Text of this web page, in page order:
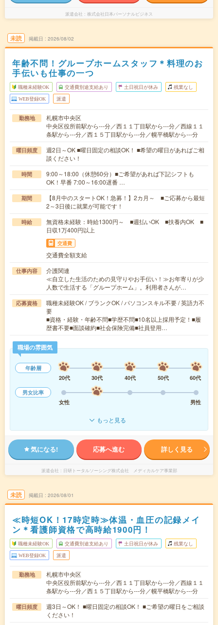
派遣会社 株式会社日本パーソナルビジネス
未読 掲載日 2026/08/02
年齢不問！グループホームスタッフ＊料理のお
手伝いも仕事の一つ
職種未経験OK 交通費別途支給あり 土日祝日が休み 残業なし
WEB登録OK 派遣
勤務地
札幌市中央区
中央区役所前駅から---分／西１１丁目駅から---分／西線１１
条駅から---分／西１５丁目駅から---分／幌平橋駅から---分
曜日頻度
週2日～OK ■曜日固定の相談OK！ ■希望の曜日があればご相
談ください！
時間
9:00～18:00（休憩60分）■ご希望があれば下記シフトも
OK！早番 7:00～16:00遅番 …
期間
【8月中のスタートOK！急募！】2カ月～ ■ご応募から最短
2～3日後に就業が可能です！
時給
無資格未経験：時給1300円～ ■週払いOK ■扶養内OK ■
日収1万400円以上
交通費
交通費全額支給
仕事内容
介護関連
≪自立した生活のための見守りやお手伝い！≫お年寄りが少
人数で生活する「グループホーム」。利用者さんが…
応募資格
職種未経験OK / ブランクOK / パソコンスキル不要 / 英語力不
要
■資格・経験・年齢不問■学歴不問■10名以上採用予定！■履
歴書不要■面談確約■社会保険完備■社員登用…
職場の雰囲気
年齢層
20代
30代 40代 50代
60代
男女比率
女性
男性
もっと見る
気になる! 応募へ進む 詳しく見る
派遣会社 日研トータルソーシング株式会社 メディカルケア事業部
未読 掲載日 2026/08/01
≪時短OK！17時定時≫体温・血圧の記録メイ
ン＊看護師資格で高時給1900円！
職種未経験OK 交通費別途支給あり 土日祝日が休み 残業なし
WEB登録OK 派遣
勤務地
札幌市中央区
中央区役所前駅から---分／西１１丁目駅から---分／西線１１
条駅から---分／西１５丁目駅から---分／幌平橋駅から---分
曜日頻度
週3日～OK！ ■曜日固定の相談OK！ ■ご希望の曜日をご相談
ください！